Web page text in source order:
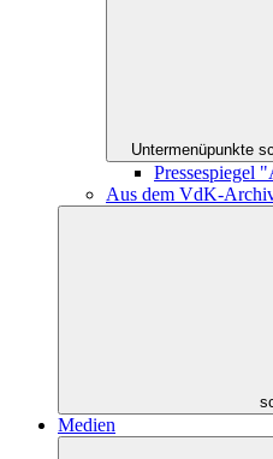
Untermenüpunkte
Pressespiegel
Aus dem VdK-
Medien